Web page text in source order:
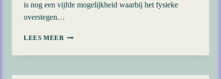
is nog een vijfde mogelijkheid waarbij het fysieke
overstegen…
LEES MEER Y7
KUNDALINI-
IN